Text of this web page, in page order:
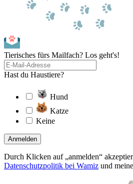
Tierisches fürs Mailfach? Los geht's!
Hast du Haustiere?
Hund
Katze
Keine
Anmelden
Durch Klicken auf „anmelden“
Datenschutzpolitik bei Wamiz und